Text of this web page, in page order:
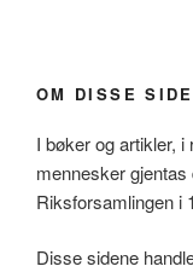
OM DISSE
I bøker og artikler,
mennesker
Riksforsamlingen i
Disse sidene